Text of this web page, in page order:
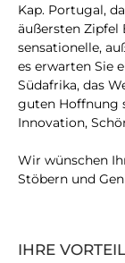
IHRE
Kap. Portugal,
äußersten Zipfel
sensationelle,
es erwarten Sie
Südafrika, das
guten Hoffnung
Innovation,
Wir wünschen
Stöbern und